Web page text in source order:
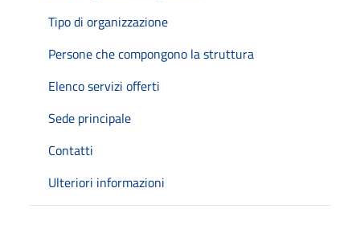
Tipo di organizzazione
Persone che compongono la struttura
Elenco servizi offerti
Sede principale
Contatti
Ulteriori informazioni